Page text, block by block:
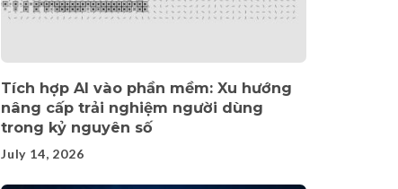
Tích hợp AI vào phần mềm: Xu hướng
nâng cấp trải nghiệm người dùng
trong kỷ nguyên số
July 14, 2026